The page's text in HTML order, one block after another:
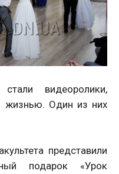
видеоролики,
жизнью. Один из них
представили
подарок «Урок